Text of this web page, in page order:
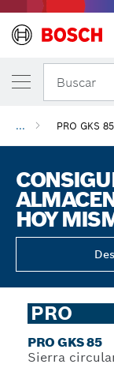
Buscar
... PRO GKS 85
HOY
PRO
PRO GKS 85
Sierra